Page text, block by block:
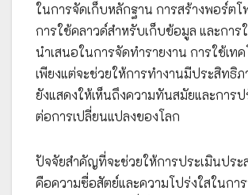
ในการจัดเก็บหลักฐาน การสร้างพอร์ต
การใช้คลาวด์สำหรับเก็บข้อมูล และการ
นำเสนอในการจัดทำรายงาน การใช้เท
เพียงแต่จะช่วยให้การทำงานมีประสิทธิ
ยังแสดงให้เห็นถึงความทันสมัยและการ
ต่อการเปลี่ยนแปลงของโลก
ปัจจัยสำคัญที่จะช่วยให้การประเมินประ
คือความซื่อสัตย์และความโปร่งใสในกา